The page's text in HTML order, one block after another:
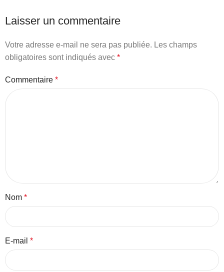
Laisser un commentaire
Votre adresse e-mail ne sera pas publiée. Les champs
obligatoires sont indiqués avec *
Commentaire *
Nom *
E-mail *